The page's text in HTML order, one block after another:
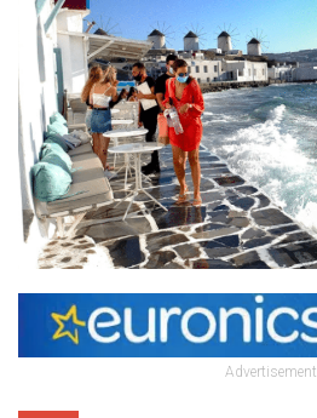
Advertisement